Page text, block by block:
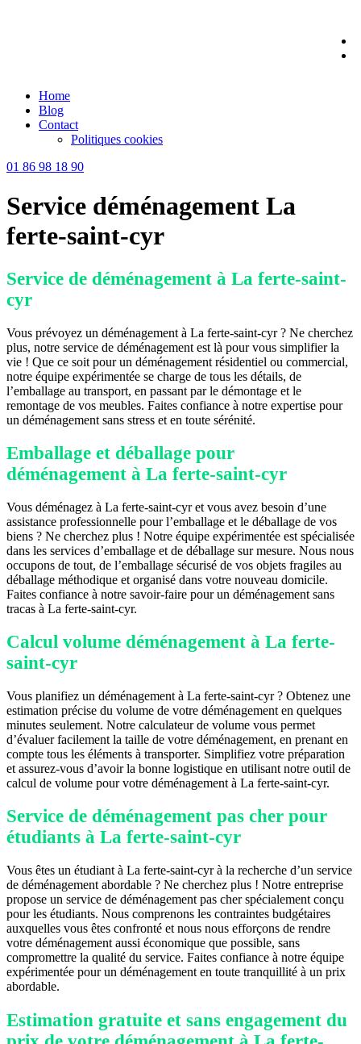
Home
Blog
Contact
Politiques cookies
01 86 98 18 90
Service déménagement La
ferte-saint-cyr
Service de déménagement à La ferte-saint-
cyr
Vous prévoyez un déménagement à La ferte-saint-cyr ? Ne cherchez
plus, notre service de déménagement est là pour vous simplifier la
vie ! Que ce soit pour un déménagement résidentiel ou commercial,
notre équipe expérimentée se charge de tous les détails, de
l’emballage au transport, en passant par le démontage et le
remontage de vos meubles. Faites confiance à notre expertise pour
un déménagement sans stress et en toute sérénité.
Emballage et déballage pour
déménagement à La ferte-saint-cyr
Vous déménagez à La ferte-saint-cyr et vous avez besoin d’une
assistance professionnelle pour l’emballage et le déballage de vos
biens ? Ne cherchez plus ! Notre équipe expérimentée est spécialisée
dans les services d’emballage et de déballage sur mesure. Nous nous
occupons de tout, de l’emballage sécurisé de vos objets fragiles au
déballage méthodique et organisé dans votre nouveau domicile.
Faites confiance à notre savoir-faire pour un déménagement sans
tracas à La ferte-saint-cyr.
Calcul volume déménagement à La ferte-
saint-cyr
Vous planifiez un déménagement à La ferte-saint-cyr ? Obtenez une
estimation précise du volume de votre déménagement en quelques
minutes seulement. Notre calculateur de volume vous permet
d’évaluer facilement la taille de votre déménagement, en prenant en
compte tous les éléments à transporter. Simplifiez votre préparation
et assurez-vous d’avoir la bonne logistique en utilisant notre outil de
calcul de volume pour votre déménagement à La ferte-saint-cyr.
Service de déménagement pas cher pour
étudiants à La ferte-saint-cyr
Vous êtes un étudiant à La ferte-saint-cyr à la recherche d’un service
de déménagement abordable ? Ne cherchez plus ! Notre entreprise
propose un service de déménagement pas cher spécialement conçu
pour les étudiants. Nous comprenons les contraintes budgétaires
auxquelles vous êtes confronté et nous nous efforçons de rendre
votre déménagement aussi économique que possible, sans
compromettre la qualité du service. Faites confiance à notre équipe
expérimentée pour un déménagement en toute tranquillité à un prix
abordable.
Estimation gratuite et sans engagement du